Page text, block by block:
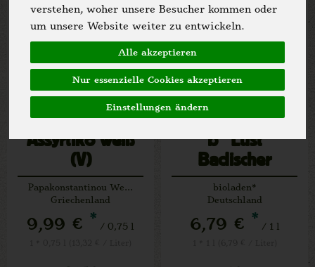
verstehen, woher unsere Besucher kommen oder
um unsere Website weiter zu entwickeln.
Alle akzeptieren
Nur essenzielle Cookies akzeptieren
Einstellungen ändern
Assyrtiko weiß
(V)
Papakonstantinou Weingut
Griechenland
9,99 € * / 0,75 l
b* Lust
Badischer
Landwein weiß
bioladen*
Deutschland
6,79 € * / 1 l